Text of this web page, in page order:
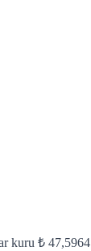
kuru ₺ 47,5964